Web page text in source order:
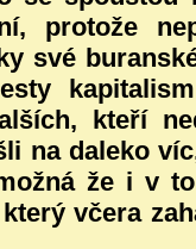
protože
své
kteří
na daleko
že i v
včera